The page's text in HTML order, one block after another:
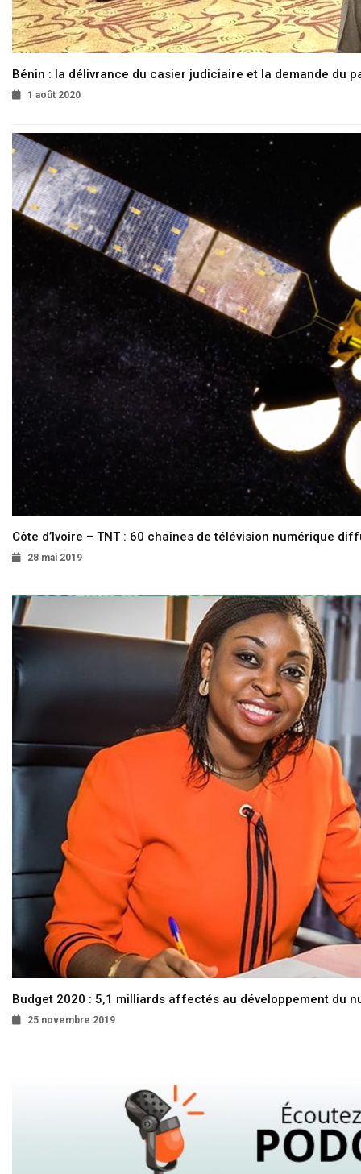
Bénin : la délivrance du casier judiciaire et la demande du
1 août 2020
Côte d’Ivoire – TNT : 60 chaînes de télévision numérique
28 mai 2019
Budget 2020 : 5,1 milliards affectés au développement du
25 novembre 2019